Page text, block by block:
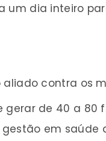
um dia inteiro
aliado contra os
de 40 a 80
em saúde